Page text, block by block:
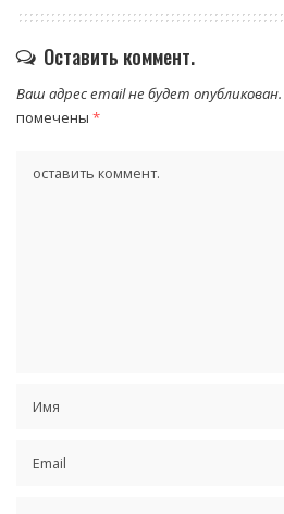
Оставить коммент.
Ваш адрес email не будет опубликован.
помечены *